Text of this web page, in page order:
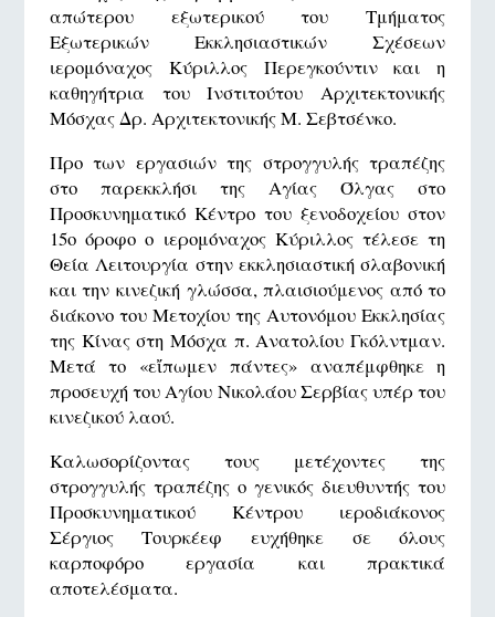
απώτερου εξωτερικού του Τμήματος
Εξωτερικών Εκκλησιαστικών Σχέσεων
ιερομόναχος Κύριλλος Περεγκούντιν και η
καθηγήτρια του Ινστιτούτου Αρχιτεκτονικής
Μόσχας Δρ. Αρχιτεκτονικής Μ. Σεβτσένκο.
Προ των εργασιών της στρογγυλής τραπέζης
στο παρεκκλήσι της Αγίας Όλγας στο
Προσκυνηματικό Κέντρο του ξενοδοχείου στον
15ο όροφο ο ιερομόναχος Κύριλλος τέλεσε τη
Θεία Λειτουργία στην εκκλησιαστική σλαβονική
και την κινεζική γλώσσα, πλαισιούμενος από το
διάκονο του Μετοχίου της Αυτονόμου Εκκλησίας
της Κίνας στη Μόσχα π. Ανατολίου Γκόλντμαν.
Μετά το «εἴπωμεν πάντες» αναπέμφθηκε η
προσευχή του Αγίου Νικολάου Σερβίας υπέρ του
κινεζικού λαού.
Καλωσορίζοντας τους μετέχοντες της
στρογγυλής τραπέζης ο γενικός διευθυντής του
Προσκυνηματικού Κέντρου ιεροδιάκονος
Σέργιος Τουρκέεφ ευχήθηκε σε όλους
καρποφόρο εργασία και πρακτικά
αποτελέσματα.